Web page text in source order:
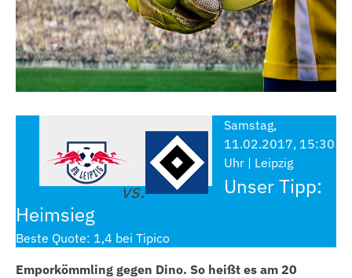
vs.
Samstag,
11.02.2017, 15:30
Uhr | Leipzig
Unser Tipp:
Heimsieg
Beste Quote: 1,4 bei Tipico
Emporkömmling gegen Dino. So heißt es am 20